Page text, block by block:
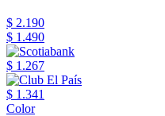
$ 2.190
$ 1.490
$ 1.267
$ 1.341
Color